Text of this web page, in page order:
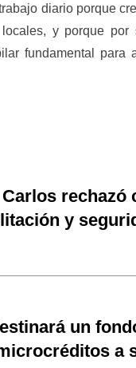
diario porque
y porque por
fundamental para
Carlos
y
un
a